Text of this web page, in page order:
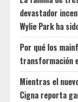
devastador
Wylie Park ha
Por qué los
transformación
Mientras el
Cigna reporta